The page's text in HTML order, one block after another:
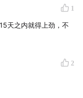
1
天之内就得上劲，不
2